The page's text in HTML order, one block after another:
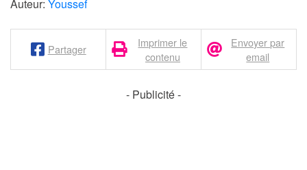
Auteur: Youssef
Partager
Imprimer le
contenu
Envoyer par
email
- Publicité -